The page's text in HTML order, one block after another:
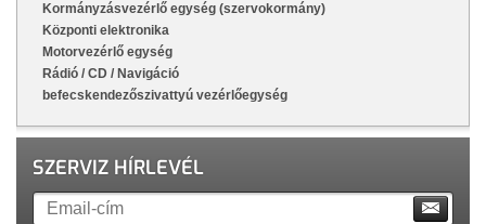
Kormányzásvezérlő egység (szervokormány)
Központi elektronika
Motorvezérlő egység
Rádió / CD / Navigáció
befecskendezőszivattyú vezérlőegység
SZERVIZ HÍRLEVÉL